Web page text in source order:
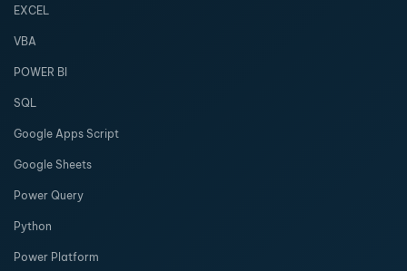
EXCEL
VBA
POWER BI
SQL
Google Apps Script
Google Sheets
Power Query
Python
Power Platform